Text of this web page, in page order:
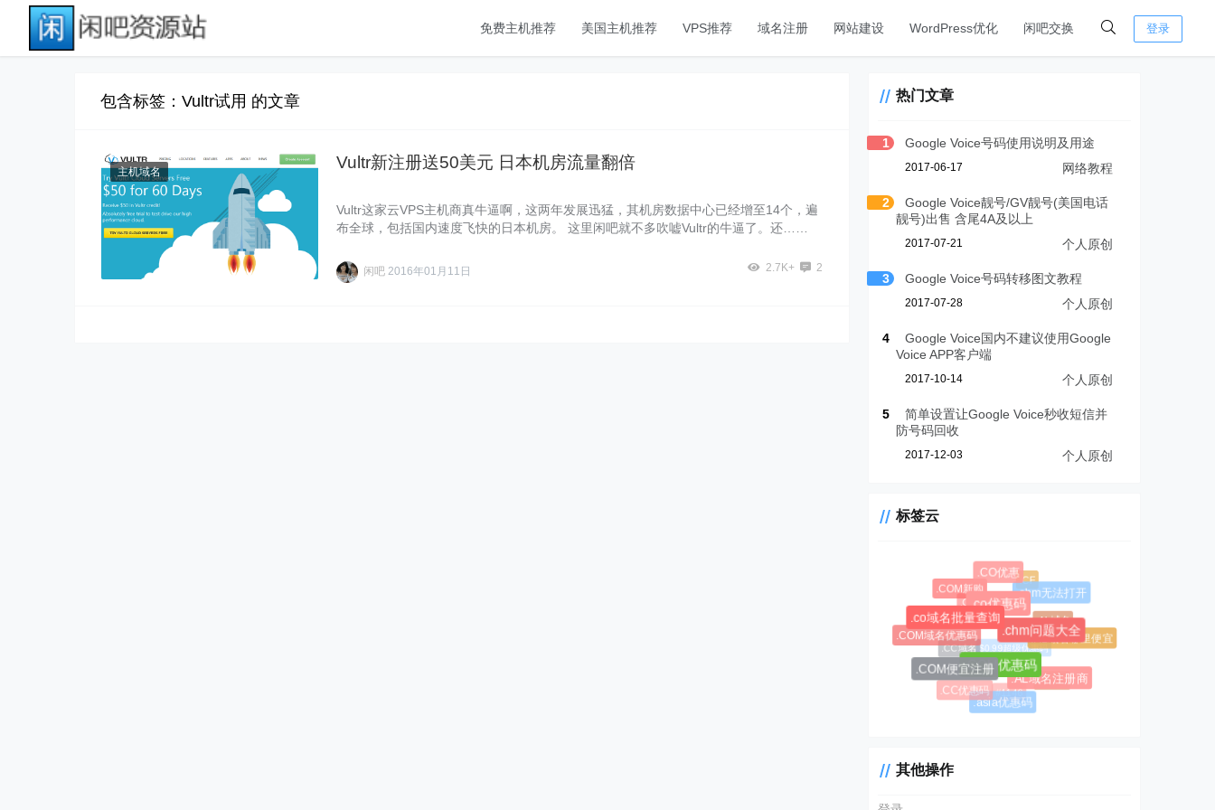
免费主机推荐 美国主机推荐 VPS推荐 域名注册 网站建设 WordPress优化 闲吧交换 登录
包含标签：Vultr试用 的文章
主机域名 Vultr新注册送50美元 日本机房流量翻倍
Vultr这家云VPS主机商真牛逼啊，这两年发展迅猛，其机房数据中心已经增至14个，遍
布全球，包括国内速度飞快的日本机房。 这里闲吧就不多吹嘘Vultr的牛逼了。还……
闲吧 2016年01月11日 2.7K+ 2
热门文章
1 Google Voice号码使用说明及用途
2017-06-17 网络教程
2
Google Voice靓号/GV靓号(美国电话
靓号)出售 含尾4A及以上
2017-07-21 个人原创
3 Google Voice号码转移图文教程
2017-07-28 个人原创
4
Google Voice国内不建议使用Google
Voice APP客户端
2017-10-14 个人原创
5
简单设置让Google Voice秒收短信并
防号码回收
2017-12-03 个人原创
标签云
#1045
#1146
$0.99超级优惠码
.AL域名
.AL域名哪里便宜
.AL域名注册商
.asia优惠码
.CC优惠码
.CC域名
.CC域名注册
.CF
.chm无法打开
.chm问题大全
.COM优惠码
.COM便宜注册
.COM域名优惠码
.COM新购
.CO优惠
.co优惠码
.co域名批量查询
其他操作